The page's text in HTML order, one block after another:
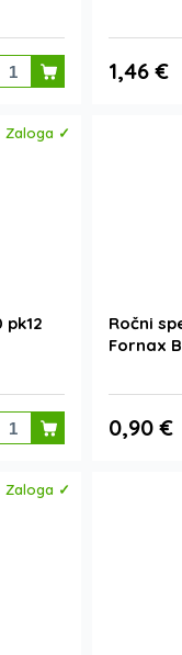
1,46 €
Zaloga ✓
pk12
Ročni
Fornax
0,90 €
Zaloga ✓